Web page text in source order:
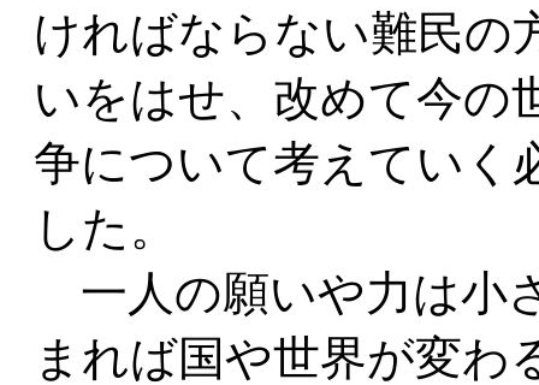
ければならない難民の
いをはせ、改めて今の
争について考えていく
した。
一人の願いや力は小
まれば国や世界が変わ